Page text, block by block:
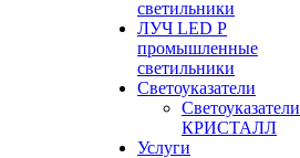
светильники
ЛУЧ LED P
промышленные
светильники
Светоуказатели
Светоуказатели
КРИСТАЛЛ
Услуги